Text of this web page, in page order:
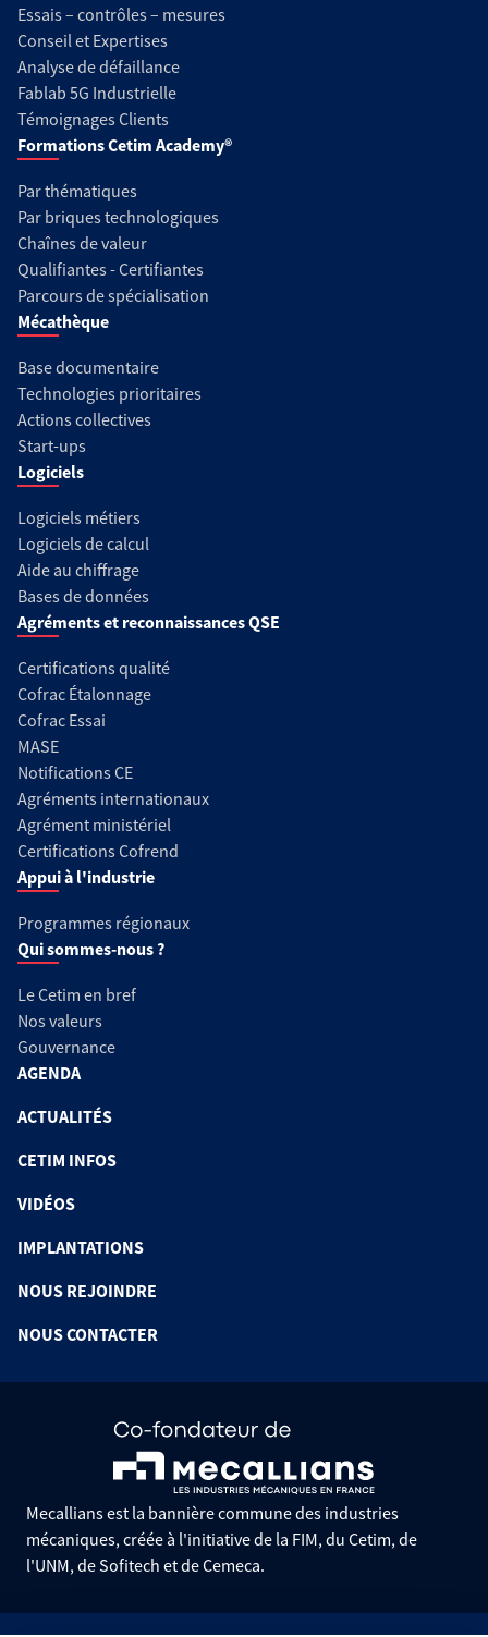
Essais – contrôles – mesures
Conseil et Expertises
Analyse de défaillance
Fablab 5G Industrielle
Témoignages Clients
Formations Cetim Academy®
Par thématiques
Par briques technologiques
Chaînes de valeur
Qualifiantes - Certifiantes
Parcours de spécialisation
Mécathèque
Base documentaire
Technologies prioritaires
Actions collectives
Start-ups
Logiciels
Logiciels métiers
Logiciels de calcul
Aide au chiffrage
Bases de données
Agréments et reconnaissances QSE
Certifications qualité
Cofrac Étalonnage
Cofrac Essai
MASE
Notifications CE
Agréments internationaux
Agrément ministériel
Certifications Cofrend
Appui à l'industrie
Programmes régionaux
Qui sommes-nous ?
Le Cetim en bref
Nos valeurs
Gouvernance
AGENDA
ACTUALITÉS
CETIM INFOS
VIDÉOS
IMPLANTATIONS
NOUS REJOINDRE
NOUS CONTACTER
Mecallians est la bannière commune des industries
mécaniques, créée à l'initiative de la FIM, du Cetim, de
l'UNM, de Sofitech et de Cemeca.